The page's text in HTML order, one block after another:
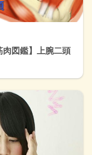
図鑑】上腕二頭